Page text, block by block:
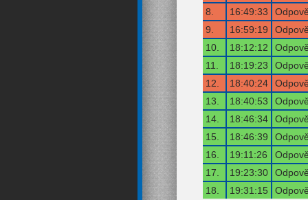
8.
16:49:33
9.
16:59:19
10.
18:12:12
11.
18:19:23
12.
18:40:24
13.
18:40:53
14.
18:46:34
15.
18:46:39
16.
19:11:26
17.
19:23:30
18.
19:31:15